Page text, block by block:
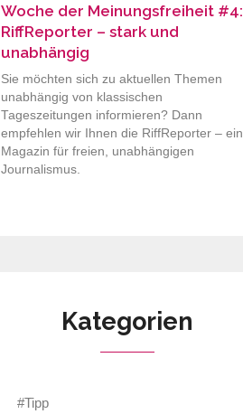
Woche der Meinungsfreiheit #4:
RiffReporter – stark und
unabhängig
Sie möchten sich zu aktuellen Themen
unabhängig von klassischen
Tageszeitungen informieren? Dann
empfehlen wir Ihnen die RiffReporter – ein
Magazin für freien, unabhängigen
Journalismus.
Kategorien
#Tipp